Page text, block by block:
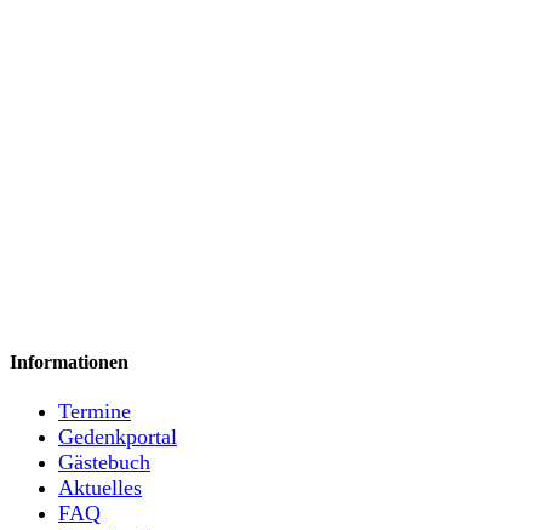
Informationen
Termine
Gedenkportal
Gästebuch
Aktuelles
FAQ